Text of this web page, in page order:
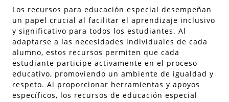
Los recursos para educación especial desempeñan
un papel crucial al facilitar el aprendizaje inclusivo
y significativo para todos los estudiantes. Al
adaptarse a las necesidades individuales de cada
alumno, estos recursos permiten que cada
estudiante participe activamente en el proceso
educativo, promoviendo un ambiente de igualdad y
respeto. Al proporcionar herramientas y apoyos
específicos, los recursos de educación especial